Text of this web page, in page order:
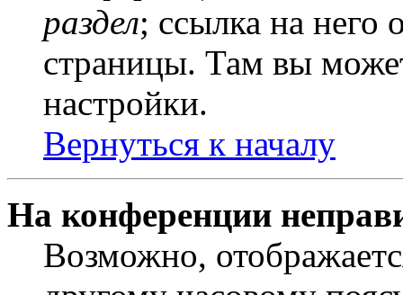
раздел; ссылка на него
страницы. Там вы
настройки.
Вернуться к началу
На конференции
Возможно,